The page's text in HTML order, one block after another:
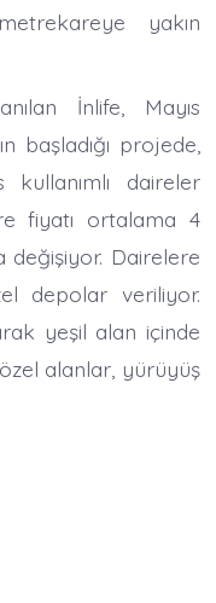
yakın
İnlife, Mayıs
başladığı projede,
daireler
fiyatı ortalama 4
değişiyor. Dairelere
depolar veriliyor.
yeşil alan içinde
alanlar, yürüyüş